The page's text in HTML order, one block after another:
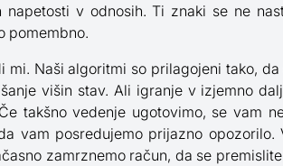
v odnosih. Ti znaki se ne
pomembno.
mi. Naši algoritmi so prilagojeni tako,
višin stav. Ali igranje v izjemno
takšno vedenje ugotovimo, se vam
vam posredujemo prijazno opozorilo.
zamrznemo račun, da se